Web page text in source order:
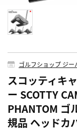
ゴルフショップ ジ
スコッティキ
ー SCOTTY
PHANTOM ゴ
規品 ヘッドカ